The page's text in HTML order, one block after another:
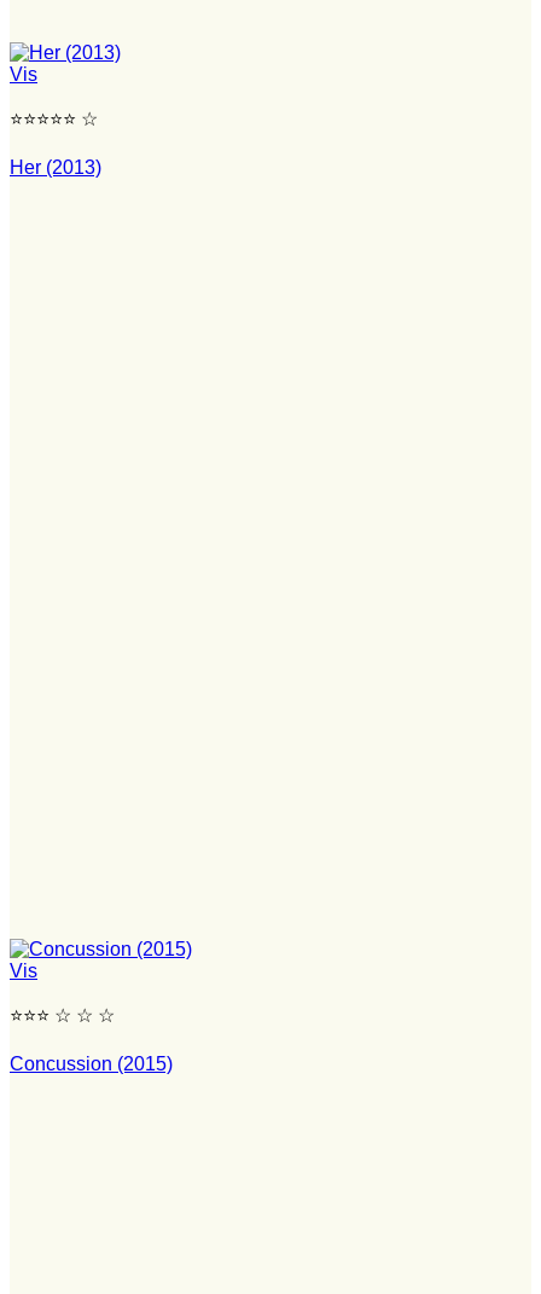
Vis
⭐⭐⭐⭐⭐ ☆
Her (2013)
Vis
⭐⭐⭐ ☆ ☆ ☆
Concussion (2015)